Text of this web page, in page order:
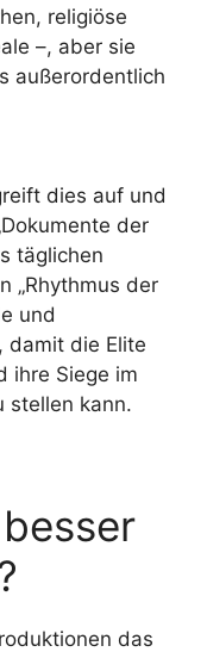
religiöse
–, aber sie
außerordentlich
dies auf und
der
täglichen
„Rhythmus der
und
damit die Elite
ihre Siege im
stellen kann.
das